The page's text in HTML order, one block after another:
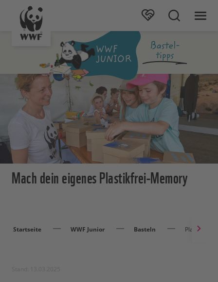
Mach dein eigenes Plastikfrei-Memory
Startseite WWF Junior Basteln Plastikfrei-